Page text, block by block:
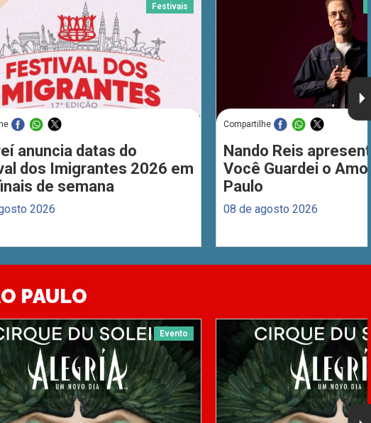
Festivais
anuncia datas do
dos Imigrantes 2026 em
de semana
2026
Compartilhe
Nando Reis
Você Guardei o
Paulo
08 de agosto 2026
PAULO
Evento